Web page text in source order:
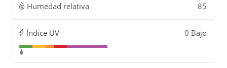
Humedad relativa 85
Índice UV 0 Bajo